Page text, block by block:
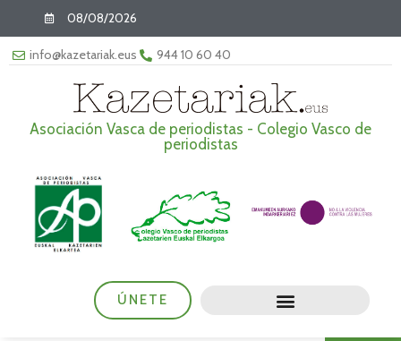
08/08/2026
info@kazetariak.eus 944 10 60 40
Asociación Vasca de periodistas - Colegio Vasco de
periodistas
ÚNETE